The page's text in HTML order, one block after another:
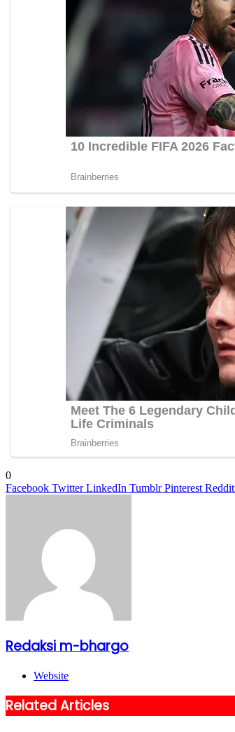
0
Facebook Twitter LinkedIn Tumblr Pinterest Reddit
Redaksi m-bhargo
Website
Related Articles